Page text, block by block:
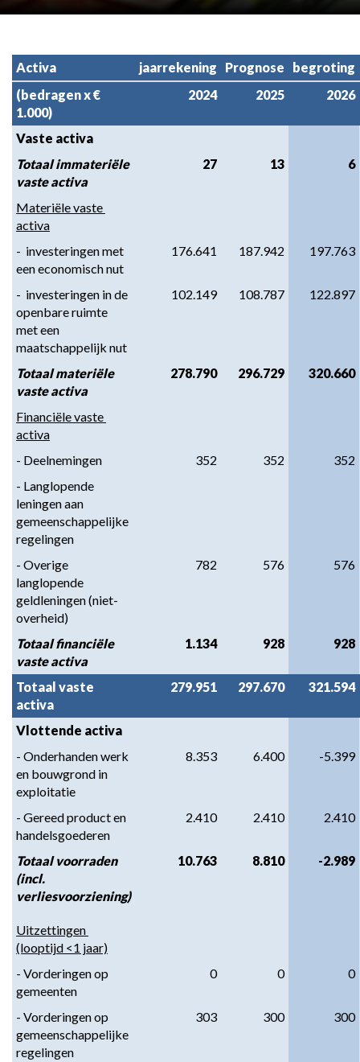
Activa jaarrekening Prognose
begroting
(bedragen x €
1.000)
2024 2025 2026
Vaste activa
Totaal immateriële
vaste activa
27 13 6
Materiële vaste
activa
-  investeringen met
een economisch nut
176.641 187.942 197.763
-  investeringen in de
openbare ruimte
met een
maatschappelijk nut
102.149 108.787 122.897
Totaal materiële
vaste activa
278.790 296.729 320.660
Financiële vaste
activa
- Deelnemingen
352 352
352
- Langlopende
leningen aan
gemeenschappelijke
regelingen
- Overige
langlopende
geldleningen (niet-
overheid)
782 576 576
Totaal financiële
vaste activa
1.134 928 928
Totaal vaste
activa
279.951 297.670 321.594
Vlottende activa
- Onderhanden werk
en bouwgrond in
exploitatie
8.353 6.400 -5.399
- Gereed product en
handelsgoederen
2.410 2.410 2.410
Totaal voorraden
(incl.
verliesvoorziening)
10.763 8.810 -2.989
Uitzettingen
(looptijd <1 jaar)
- Vorderingen op
gemeenten
0 0 0
- Vorderingen op
gemeenschappelijke
regelingen
303 300 300